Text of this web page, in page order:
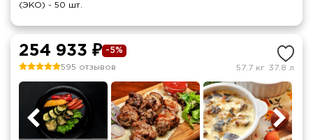
(ЭКО) - 50 шт.
254 933 ₽ -5%
595 отзывов 57.7 кг 37.8 л